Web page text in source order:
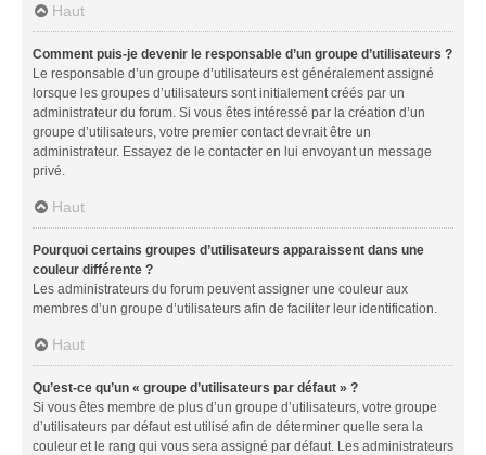
Haut
Comment puis-je devenir le responsable d’un groupe d’utilisateurs ?
Le responsable d’un groupe d’utilisateurs est généralement assigné
lorsque les groupes d’utilisateurs sont initialement créés par un
administrateur du forum. Si vous êtes intéressé par la création d’un
groupe d’utilisateurs, votre premier contact devrait être un
administrateur. Essayez de le contacter en lui envoyant un message
privé.
Haut
Pourquoi certains groupes d’utilisateurs apparaissent dans une
couleur différente ?
Les administrateurs du forum peuvent assigner une couleur aux
membres d’un groupe d’utilisateurs afin de faciliter leur identification.
Haut
Qu’est-ce qu’un « groupe d’utilisateurs par défaut » ?
Si vous êtes membre de plus d’un groupe d’utilisateurs, votre groupe
d’utilisateurs par défaut est utilisé afin de déterminer quelle sera la
couleur et le rang qui vous sera assigné par défaut. Les administrateurs